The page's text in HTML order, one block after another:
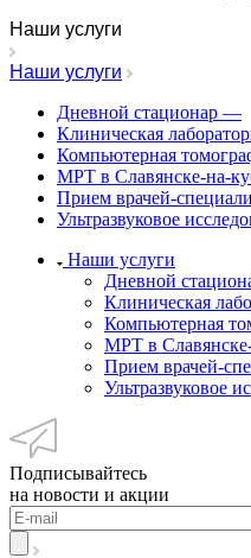
Наши услуги
Наши услуги
Дневной стационар —
Клиническая
Компьютерная
МРТ в Славянске-на-
Прием врачей-
Ультразвуковое
Наши услуги
Дневной
Клиническая
Компьютерная
МРТ в
Прием врачей-
Ультразвуковое
Подписывайтесь
на новости и акции